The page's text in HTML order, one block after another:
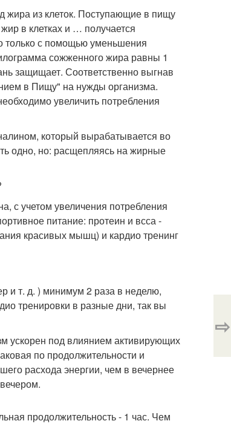
жира из клеток. Поступающие в пищу
в клетках и … получается
только с помощью уменьшения
сожженного жира равны 1
защищает. Соответственно выгнав
в Пищу" на нужды организма.
увеличить потребления
который вырабатывается во
одно, но: расщепляясь на жирные
с учетом увеличения потребления
питание: протеин и всса -
красивых мышц) и кардио тренинг
и т. д. ) минимум 2 раза в неделю,
тренировки в разные дни, так вы
ускорен под влиянием активирующих
по продолжительности и
расхода энергии, чем в вечернее
продолжительность - 1 час. Чем
⇨